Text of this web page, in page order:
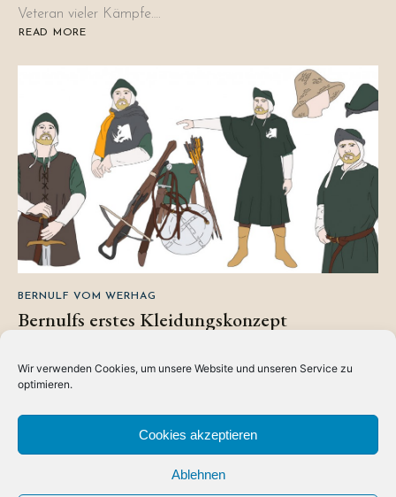
Wir verwenden Cookies, um unsere Website und unseren Service zu
optimieren.
Cookies akzeptieren
Ablehnen
Veteran vieler Kämpfe….
READ MORE
ABOUT
FÜR
BERNULF VOM WERHAG
Bernulfs erstes Kleidungskonzept
den neuen Charakter Gedanken zu machen und zu zeichnen
READ MORE
KLEIDUNGSKONZEPT
LOAD MORE